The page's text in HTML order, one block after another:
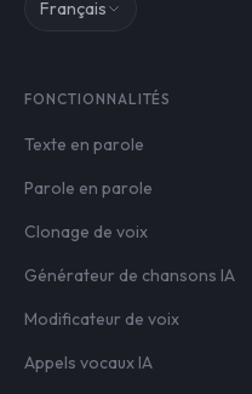
Français
FONCTIONNALITÉS
Texte en parole
Parole en parole
Clonage de voix
Générateur de chansons IA
Modificateur de voix
Appels vocaux IA